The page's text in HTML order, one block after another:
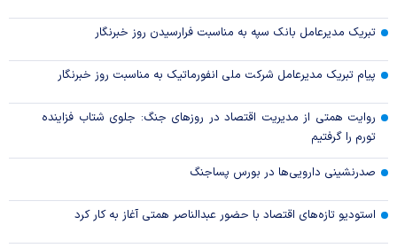
تبریک مدیرعامل بانک سپه به مناسبت فرارسیدن روز خبرنگار
پیام تبریک مدیرعامل شرکت ملی انفورماتیک به مناسبت روز خبرنگار
روایت همتی از مدیریت اقتصاد در روزهای جنگ: جلوی شتاب فزاینده
تورم را گرفتیم
صدرنشینی دارویی‌ها در بورس پساجنگ
استودیو تازه‌های اقتصاد با حضور عبدالناصر همتی آغاز به کار کرد